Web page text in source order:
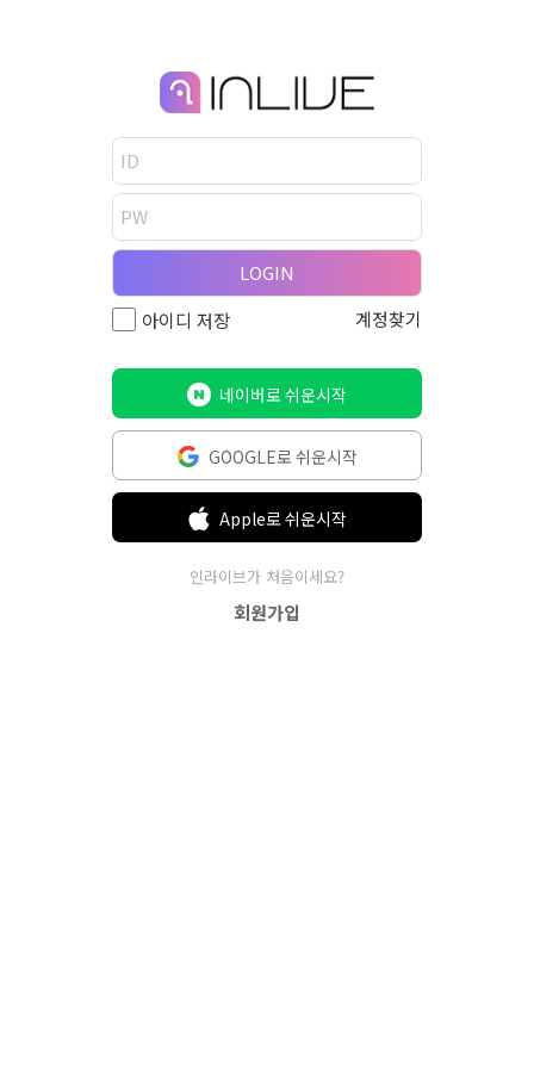
LOGIN
아이디 저장
계정찾기
네이버로 쉬운시작
GOOGLE로 쉬운시작
Apple로 쉬운시작
인라이브가 처음이세요?
회원가입